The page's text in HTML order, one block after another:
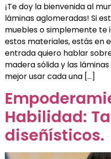
¡Te doy la bienvenida al
láminas aglomeradas! Si
muebles o simplemente te
estos materiales, estás en
entrada quiero hablar
madera sólida y las
mejor usar cada una […]
Habilidad:
diseñísticos.